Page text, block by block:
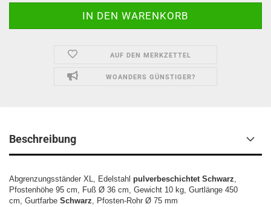
AUF DEN MERKZETTEL
WOANDERS GÜNSTIGER?
Beschreibung
Abgrenzungsständer XL, Edelstahl pulverbeschichtet Schwarz,
Pfostenhöhe 95 cm, Fuß Ø 36 cm, Gewicht 10 kg, Gurtlänge 450
cm, Gurtfarbe Schwarz, Pfosten-Rohr Ø 75 mm